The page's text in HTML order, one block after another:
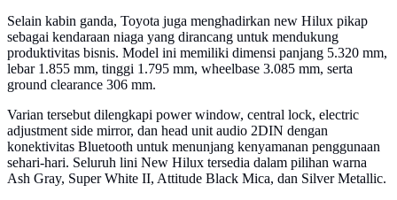
Selain kabin ganda, Toyota juga menghadirkan new Hilux pikap
sebagai kendaraan niaga yang dirancang untuk mendukung
produktivitas bisnis. Model ini memiliki dimensi panjang 5.320 mm,
lebar 1.855 mm, tinggi 1.795 mm, wheelbase 3.085 mm, serta
ground clearance 306 mm.
Varian tersebut dilengkapi power window, central lock, electric
adjustment side mirror, dan head unit audio 2DIN dengan
konektivitas Bluetooth untuk menunjang kenyamanan penggunaan
sehari-hari. Seluruh lini New Hilux tersedia dalam pilihan warna
Ash Gray, Super White II, Attitude Black Mica, dan Silver Metallic.